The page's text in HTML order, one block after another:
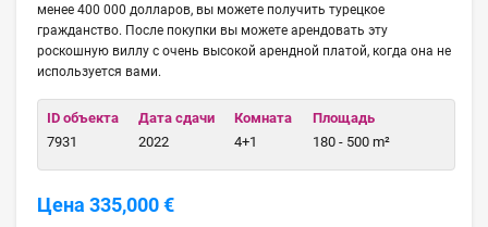
менее 400 000 долларов, вы можете получить турецкое
гражданство. После покупки вы можете арендовать эту
роскошную виллу с очень высокой арендной платой, когда она не
используется вами.
ID объекта
7931
Дата сдачи
2022
Комната
4+1
Площадь
180 - 500 m²
Цена 335,000 €